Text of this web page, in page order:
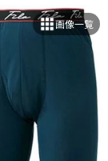
画像一覧